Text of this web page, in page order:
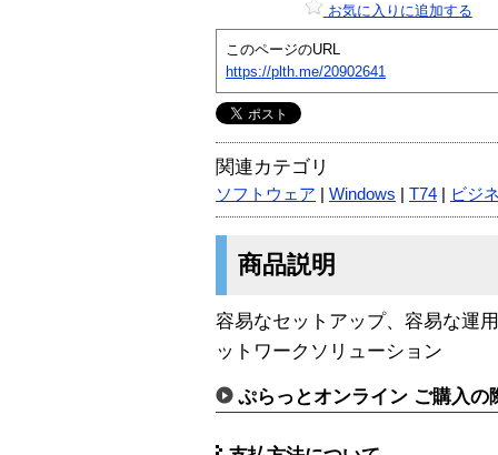
お気に入りに追加する
このページのURL
https://plth.me/20902641
関連カテゴリ
ソフトウェア Windows T74 ビジ
商品説明
容易なセットアップ、容易な運
ットワークソリューション
ぷらっとオンライン ご購入の